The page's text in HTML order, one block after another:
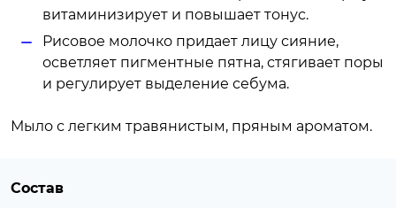
витаминизирует и повышает тонус.
Рисовое молочко придает лицу сияние,
осветляет пигментные пятна, стягивает поры
и регулирует выделение себума.
Мыло с легким травянистым, пряным ароматом.
Состав